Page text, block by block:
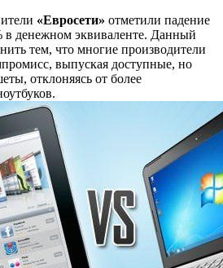
«Евросети» отметили падение
в денежном эквиваленте. Данный
тем, что многие производители
выпуская доступные, но
отклоняясь от более